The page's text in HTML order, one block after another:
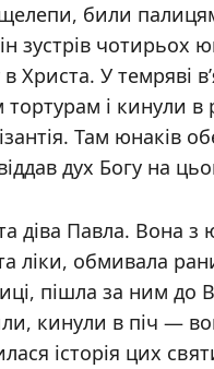
били
зустрів чотирьох
Христа. У темряві
і кинули
Там юнаків
дух Богу на
діва Павла. Вона
ліки, обмивала
пішла за ним до
кинули в піч —
історія цих